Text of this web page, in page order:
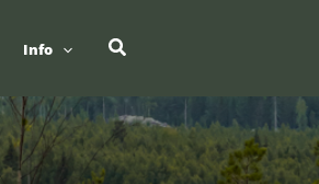
Info Hae